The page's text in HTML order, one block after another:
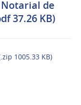
de
37.26 KB)
1005.33 KB)